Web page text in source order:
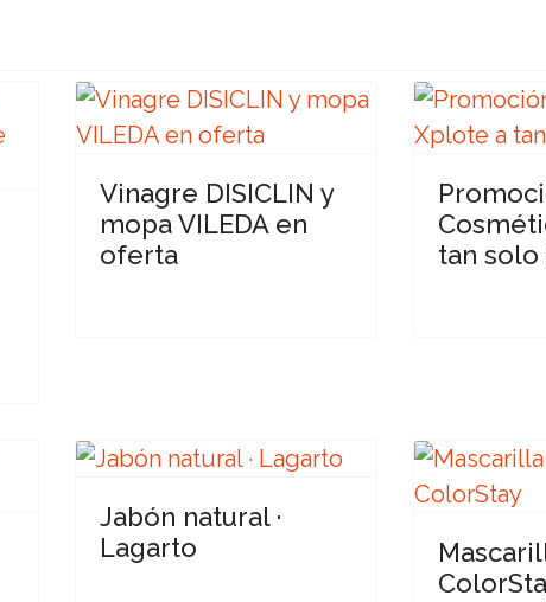
Vinagre DISICLIN y
mopa VILEDA en
oferta
tan solo
Jabón natural ·
Lagarto